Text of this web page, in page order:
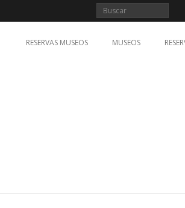
RESERVAS MUSEOS MUSEOS